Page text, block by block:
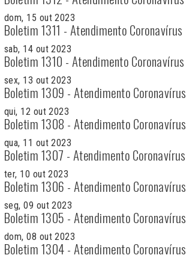
dom, 15 out 2023
Boletim 1311 - Atendimento Coronavírus
sab, 14 out 2023
Boletim 1310 - Atendimento Coronavírus
sex, 13 out 2023
Boletim 1309 - Atendimento Coronavírus
qui, 12 out 2023
Boletim 1308 - Atendimento Coronavírus
qua, 11 out 2023
Boletim 1307 - Atendimento Coronavírus
ter, 10 out 2023
Boletim 1306 - Atendimento Coronavírus
seg, 09 out 2023
Boletim 1305 - Atendimento Coronavírus
dom, 08 out 2023
Boletim 1304 - Atendimento Coronavírus